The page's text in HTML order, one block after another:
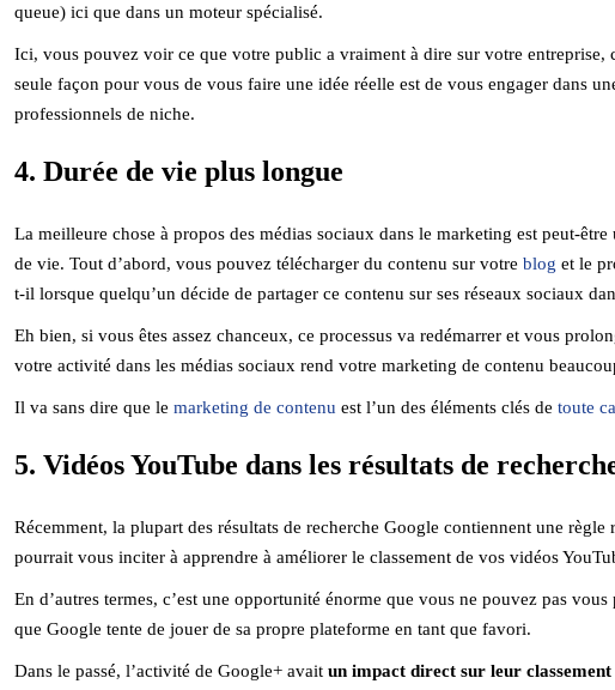
queue) ici que dans un moteur spécialisé.
Ici, vous pouvez voir ce que votre public a vraiment à dire sur votre
seule façon pour vous de vous faire une idée réelle est de vous engager dans
professionnels de niche.
4. Durée de vie plus longue
La meilleure chose à propos des médias sociaux dans le marketing est peut-
de vie. Tout d’abord, vous pouvez télécharger du contenu sur votre blog et le
t-il lorsque quelqu’un décide de partager ce contenu sur ses réseaux sociaux
Eh bien, si vous êtes assez chanceux, ce processus va redémarrer et vous
votre activité dans les médias sociaux rend votre marketing de contenu
Il va sans dire que le marketing de contenu est l’un des éléments clés de toute
5. Vidéos YouTube dans les résultats de
Récemment, la plupart des résultats de recherche Google contiennent une
pourrait vous inciter à apprendre à améliorer le classement de vos vidéos
En d’autres termes, c’est une opportunité énorme que vous ne pouvez pas
que Google tente de jouer de sa propre plateforme en tant que favori.
Dans le passé, l’activité de Google+ avait un impact direct sur leur classement